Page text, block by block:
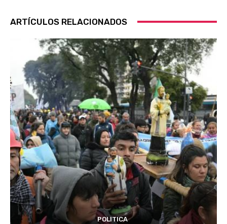
ARTÍCULOS RELACIONADOS
POLITICA